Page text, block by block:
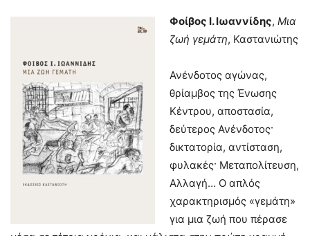
Φοίβος Ι. Ιωαννίδης, Μια
ζωή γεμάτη, Καστανιώτης
Ανένδοτος αγώνας,
θρίαμβος της Ένωσης
Κέντρου, αποστασία,
δεύτερος Ανένδοτος·
δικτατορία, αντίσταση,
φυλακές· Μεταπολίτευση,
Αλλαγή… Ο απλός
χαρακτηρισμός «γεμάτη»
για μια ζωή που πέρασε